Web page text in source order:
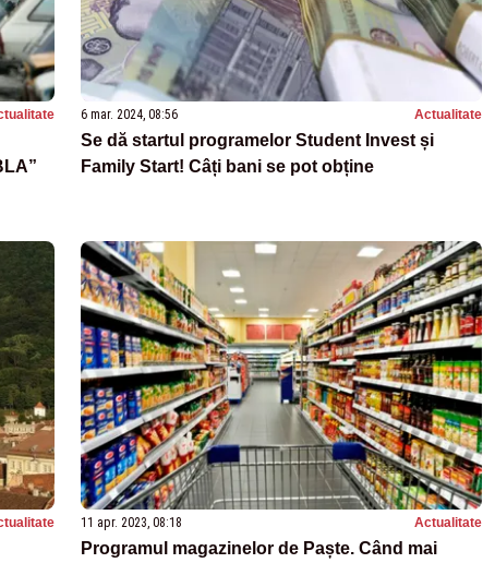
6 mar. 2024, 08:56 Actualitate
Se dă startul programelor Student Invest și
Family Start! Câți bani se pot obține
11 apr. 2023, 08:18 Actualitate
Programul magazinelor de Paște. Când mai